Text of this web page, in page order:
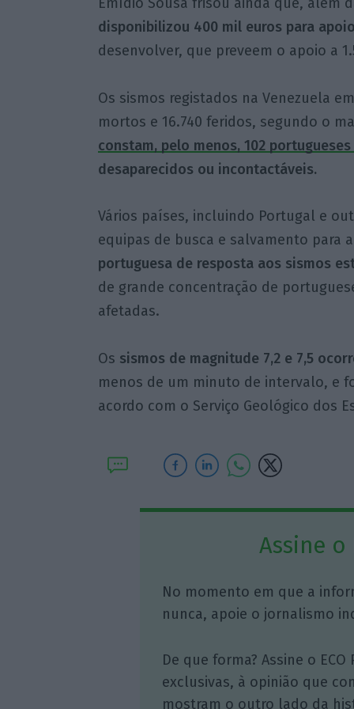
disponibilizou 400 mil euros para apoio
desenvolver, que preveem o apoio a
Os sismos registados na Venezuela
mortos e 16.740 feridos, segundo o
constam, pelo menos, 102
desaparecidos ou incontactáveis.
Vários países, incluindo Portugal e
equipas de busca e salvamento para
portuguesa de resposta aos sismos
de grande concentração de
afetadas.
Os sismos de magnitude 7,2 e 7,5
menos de um minuto de intervalo, e
acordo com o Serviço Geológico dos
Assine o
No momento em que a
nunca, apoie o jornalismo
De que forma? Assine o
exclusivas, à opinião que
mostram o outro lado da